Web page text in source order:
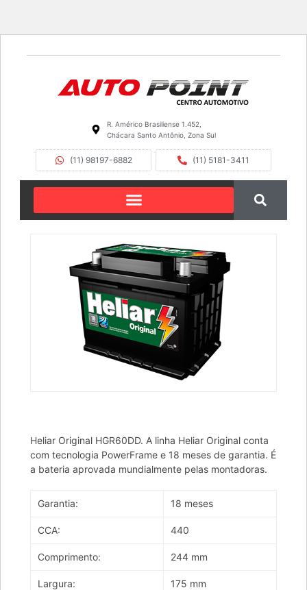
R. Américo Brasiliense 1.452,
Chácara Santo Antônio, Zona Sul
(11) 98197-6882 (11) 5181-3411
Heliar Original HGR60DD. A linha Heliar Original conta
com tecnologia PowerFrame e 18 meses de garantia. É
a bateria aprovada mundialmente pelas montadoras.
Garantia: 18 meses
CCA: 440
Comprimento: 244 mm
Largura: 175 mm